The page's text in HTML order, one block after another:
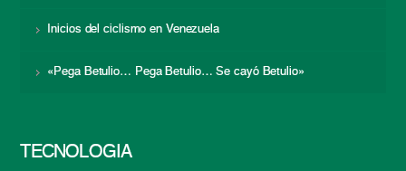
Inicios del ciclismo en Venezuela
«Pega Betulio… Pega Betulio… Se cayó Betulio»
TECNOLOGÍA